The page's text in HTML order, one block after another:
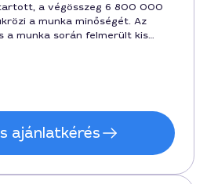
a végösszeg 6 800 000
a munka minőségét. Az
a munka során felmerült kis
ajánlatkérés